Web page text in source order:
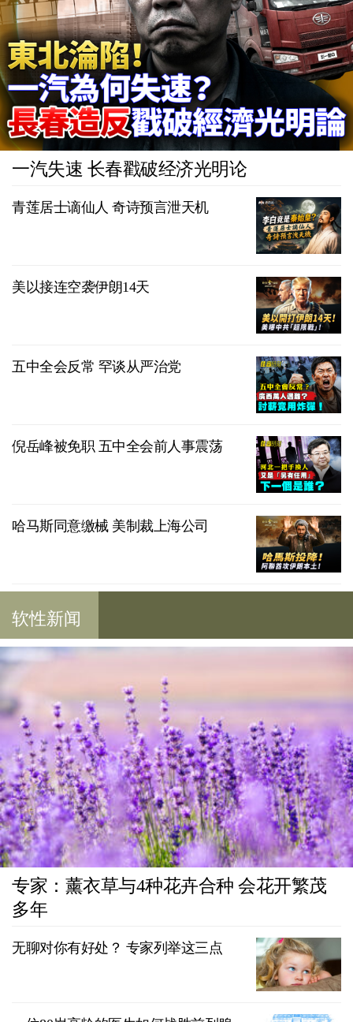
一汽失速 长春戳破经济光明论
青莲居士谪仙人 奇诗预言泄天机
美以接连空袭伊朗14天
五中全会反常 罕谈从严治党
倪岳峰被免职 五中全会前人事震荡
哈马斯同意缴械 美制裁上海公司
软性新闻
专家：薰衣草与4种花卉合种 会花开繁茂
多年
无聊对你有好处？ 专家列举这三点